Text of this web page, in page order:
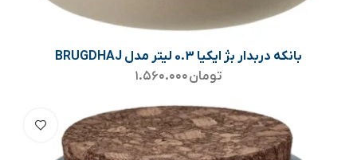
بانکه دربدار بژ ایکیا 0.3 لیتر مدل BRUGDHAJ
تومان